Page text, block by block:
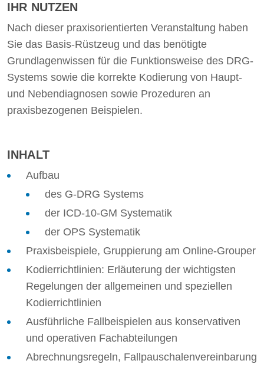
IHR NUTZEN
Nach dieser praxisorientierten Veranstaltung haben
Sie das Basis-Rüstzeug und das benötigte
Grundlagenwissen für die Funktionsweise des DRG-
Systems sowie die korrekte Kodierung von Haupt-
und Nebendiagnosen sowie Prozeduren an
praxisbezogenen Beispielen.
INHALT
Aufbau
des G-DRG Systems
der ICD-10-GM Systematik
der OPS Systematik
Praxisbeispiele, Gruppierung am Online-Grouper
Kodierrichtlinien: Erläuterung der wichtigsten
Regelungen der allgemeinen und speziellen
Kodierrichtlinien
Ausführliche Fallbeispielen aus konservativen
und operativen Fachabteilungen
Abrechnungsregeln, Fallpauschalenvereinbarung